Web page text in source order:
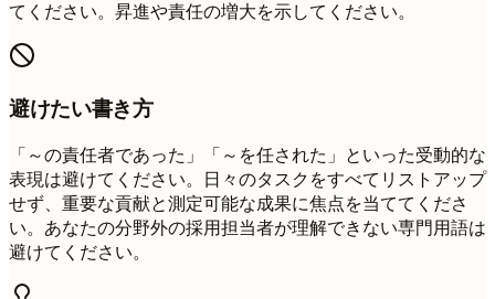
てください。昇進や責任の増大を示してください。
避けたい書き方
「～の責任者であった」「～を任された」といった受動的な
表現は避けてください。日々のタスクをすべてリストアップ
せず、重要な貢献と測定可能な成果に焦点を当ててくださ
い。あなたの分野外の採用担当者が理解できない専門用語は
避けてください。